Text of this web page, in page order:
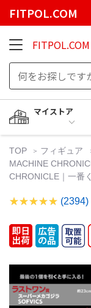
FITPOL.COM
FITPOL.COM
マイストア
TOP フィギュア
MACHINE
CHRONICLE｜一番
(2394)